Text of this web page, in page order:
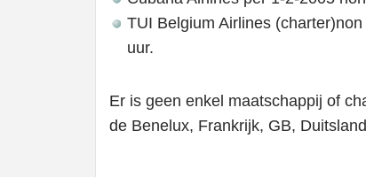
TUI Belgium Airlines
uur.
Er is geen enkel maatschappij of
de Benelux, Frankrijk, GB,